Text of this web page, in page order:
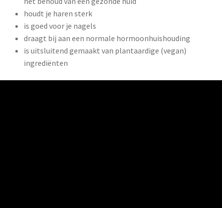
houdt je haren sterk
is goed voor je nagels
​draagt bij aan een normale hormoonhuishouding
is uitsluitend gemaakt van plantaardige (vegan)
ingrediënten